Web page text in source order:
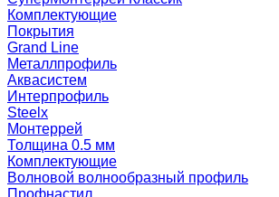
Комплектующие
Покрытия
Grand Line
Металлпрофиль
Аквасистем
Интерпрофиль
Steelx
Монтеррей
Толщина 0.5 мм
Комплектующие
Волновой волнообразный профиль
Профнастил